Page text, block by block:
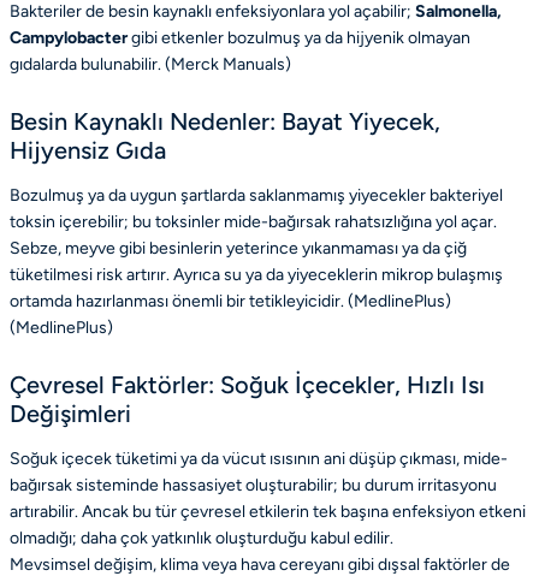
Bakteriler de besin kaynaklı enfeksiyonlara yol açabilir; Salmonella,
Campylobactergibi etkenler bozulmuş ya da hijyenik olmayan
gıdalarda bulunabilir. (Merck Manuals)
Besin Kaynaklı Nedenler: Bayat Yiyecek,
Hijyensiz Gıda
Bozulmuş ya da uygun şartlarda saklanmamış yiyecekler bakteriyel
toksin içerebilir; bu toksinler mide-bağırsak rahatsızlığına yol açar.
Sebze, meyve gibi besinlerin yeterince yıkanmaması ya da çiğ
tüketilmesi risk artırır. Ayrıca su ya da yiyeceklerin mikrop bulaşmış
ortamda hazırlanması önemli bir tetikleyicidir. (MedlinePlus)
(MedlinePlus)
Çevresel Faktörler: Soğuk İçecekler, Hızlı Isı
Değişimleri
Soğuk içecek tüketimi ya da vücut ısısının ani düşüp çıkması, mide-
bağırsak sisteminde hassasiyet oluşturabilir; bu durum irritasyonu
artırabilir. Ancak bu tür çevresel etkilerin tek başına enfeksiyon etkeni
olmadığı; daha çok yatkınlık oluşturduğu kabul edilir.
Mevsimsel değişim, klima veya hava cereyanı gibi dışsal faktörler de